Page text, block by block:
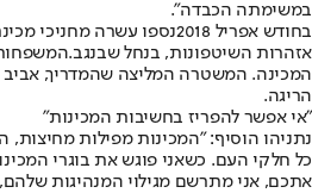
במשימתה הכבדה".
בחודש אפריל 2018
נספו עשרה מחניכי
אזהרות השיטפונות, בנחל שבנגב.
המכינה. המשטרה המליצה שהמדריך, אביב
הריגה.
"אי אפשר להפריז בחשיבות המכינות"
נתניהו הוסיף: "המכינות מפילות מחיצות,
כל חלקי העם. כשאני פוגש את בוגרי
אתכם, אני מתרשם מגילוי המנהיגות